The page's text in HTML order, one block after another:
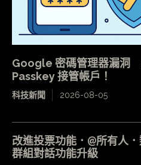
Google 密碼管理器漏洞
Passkey 接管帳戶！
科技新聞 2026-08-05
改進投票功能．@所有人
群組對話功能升級